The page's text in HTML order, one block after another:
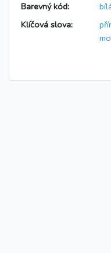
Barevný kód:
Klíčová slova: